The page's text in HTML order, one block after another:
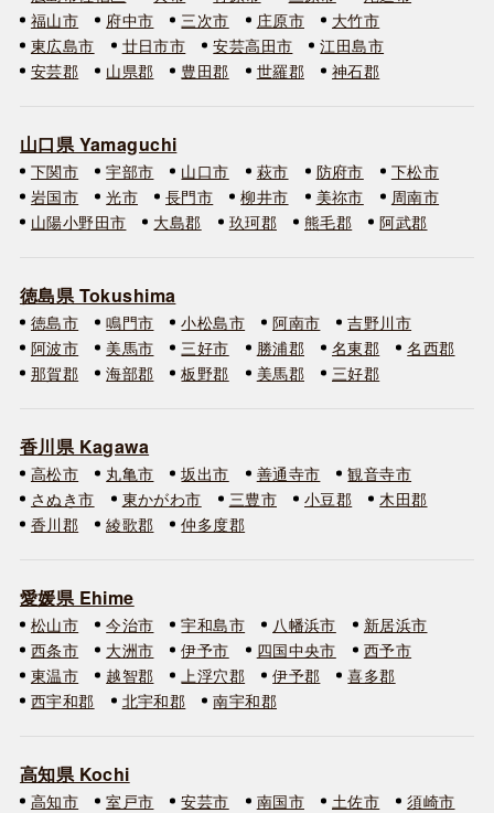
福山市
府中市 三次市 庄原市
大竹市
東広島市
廿日市市 安芸高田市
江田島市
安芸郡
山県郡 豊田郡 世羅郡 神石郡
山口県 Yamaguchi
下関市 宇部市 山口市 萩市 防府市
下松市
岩国市
光市 長門市 柳井市 美祢市
周南市
山陽小野田市
大島郡 玖珂郡 熊毛郡 阿武郡
徳島県 Tokushima
徳島市 鳴門市 小松島市 阿南市
吉野川市
阿波市
美馬市 三好市 勝浦郡 名東郡
名西郡
那賀郡
海部郡 板野郡 美馬郡 三好郡
香川県 Kagawa
高松市 丸亀市 坂出市 善通寺市
観音寺市
さぬき市
東かがわ市 三豊市 小豆郡
木田郡
香川郡
綾歌郡 仲多度郡
愛媛県 Ehime
松山市 今治市 宇和島市 八幡浜市
新居浜市
西条市
大洲市 伊予市 四国中央市
西予市
東温市
越智郡 上浮穴郡 伊予郡
喜多郡
西宇和郡
北宇和郡 南宇和郡
高知県 Kochi
高知市 室戸市 安芸市 南国市 土佐市
須崎市